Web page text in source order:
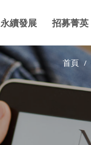
永續發展 招募菁英
首頁